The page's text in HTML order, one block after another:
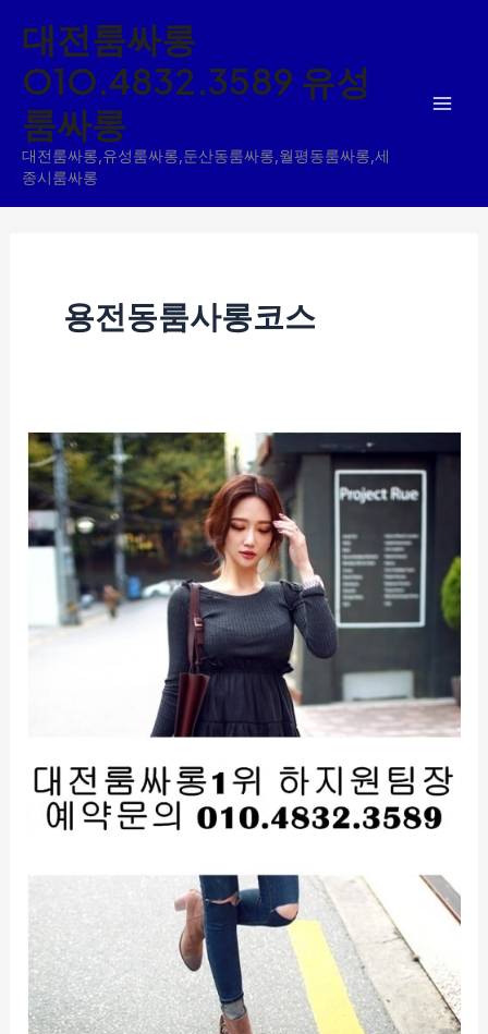
뛰
대전룸싸롱
O1O.4832.3589 유성
룸싸롱
대전룸싸롱,유성룸싸롱,둔산동룸싸롱,월평동룸싸롱,세
종시룸싸롱
용전동룸사롱코스
유
성
정
통
롱